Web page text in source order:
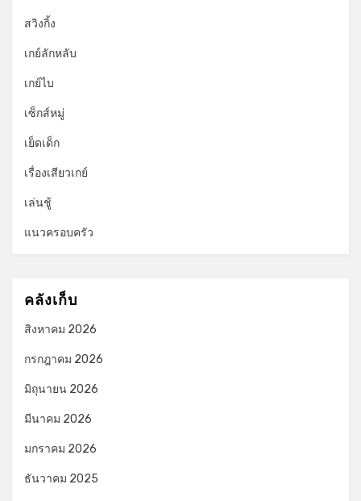
สวิงกิ้ง
เกย์ลักหลับ
เกย์ไบ
เซ็กส์หมู่
เย็ดเด็ก
เรื่องเสียวเกย์
เล่นชู้
แนวครอบครัว
คลังเก็บ
สิงหาคม 2026
กรกฎาคม 2026
มิถุนายน 2026
มีนาคม 2026
มกราคม 2026
ธันวาคม 2025